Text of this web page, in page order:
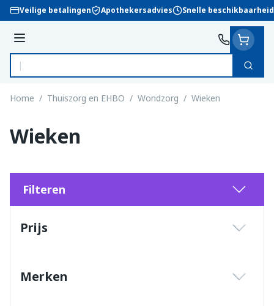
Ga naar de inhoud
Veilige betalingen Apothekersadvies Snelle beschikbaarheid
Menu
Product, merk, categorie...
Zoek
Home / Thuiszorg en EHBO / Wondzorg / Wieken
Wieken
Filteren
Prijs
Merken